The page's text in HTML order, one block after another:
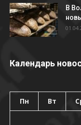
В
Календарь
Пн Вт